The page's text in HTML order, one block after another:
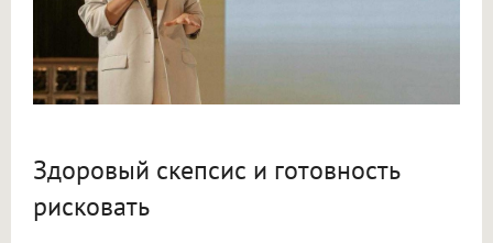
Здоровый скепсис и готовность
рисковать